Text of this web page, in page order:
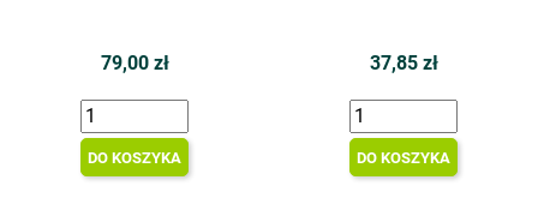
79,00 zł
DO KOSZYKA
37,85 zł
DO KOSZYKA